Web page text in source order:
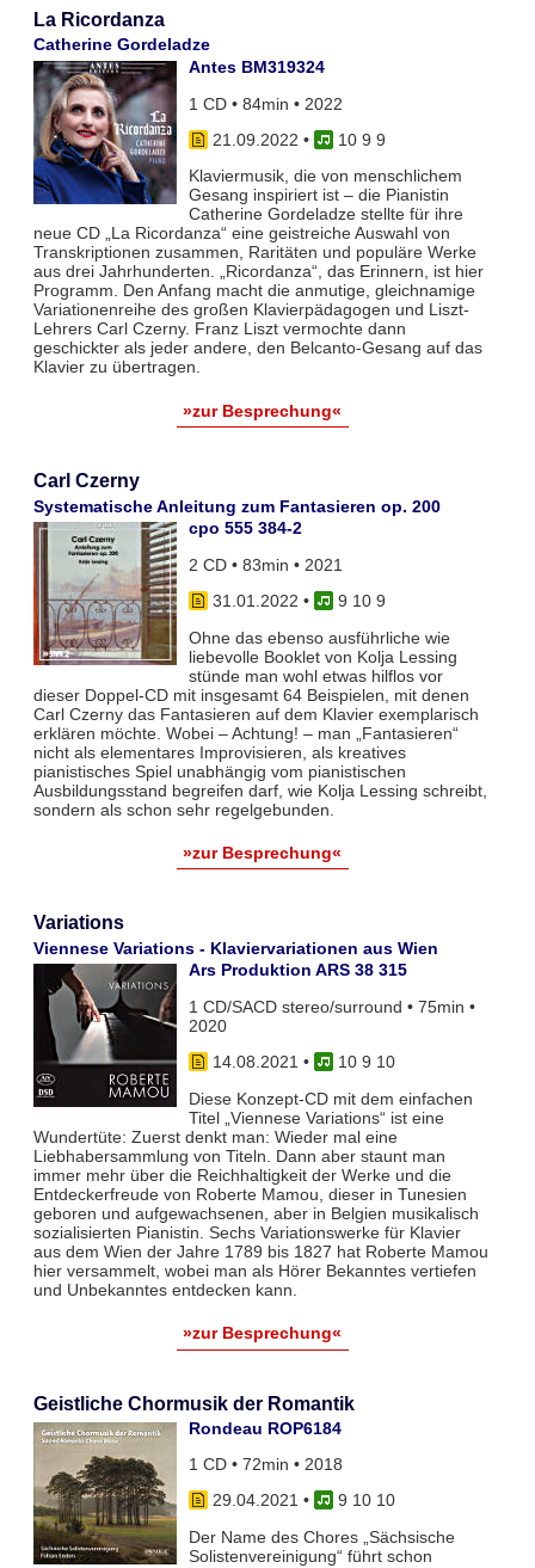
La Ricordanza
Catherine Gordeladze
Antes BM319324
1 CD • 84min • 2022
21.09.2022 •
10 9 9
Klaviermusik, die von menschlichem
Gesang inspiriert ist – die Pianistin
Catherine Gordeladze stellte für ihre
neue CD „La Ricordanza“ eine geistreiche Auswahl von
Transkriptionen zusammen, Raritäten und populäre Werke
aus drei Jahrhunderten. „Ricordanza“, das Erinnern, ist hier
Programm. Den Anfang macht die anmutige, gleichnamige
Variationenreihe des großen Klavierpädagogen und Liszt-
Lehrers Carl Czerny. Franz Liszt vermochte dann
geschickter als jeder andere, den Belcanto-Gesang auf das
Klavier zu übertragen.
»zur Besprechung«
Carl Czerny
Systematische Anleitung zum Fantasieren op. 200
cpo 555 384-2
2 CD • 83min • 2021
31.01.2022 •
9 10 9
Ohne das ebenso ausführliche wie
liebevolle Booklet von Kolja Lessing
stünde man wohl etwas hilflos vor
dieser Doppel-CD mit insgesamt 64 Beispielen, mit denen
Carl Czerny das Fantasieren auf dem Klavier exemplarisch
erklären möchte. Wobei – Achtung! – man „Fantasieren“
nicht als elementares Improvisieren, als kreatives
pianistisches Spiel unabhängig vom pianistischen
Ausbildungsstand begreifen darf, wie Kolja Lessing schreibt,
sondern als schon sehr regelgebunden.
»zur Besprechung«
Variations
Viennese Variations - Klaviervariationen aus Wien
Ars Produktion ARS 38 315
1 CD/SACD stereo/surround • 75min •
2020
14.08.2021 •
10 9 10
Diese Konzept-CD mit dem einfachen
Titel „Viennese Variations“ ist eine
Wundertüte: Zuerst denkt man: Wieder mal eine
Liebhabersammlung von Titeln. Dann aber staunt man
immer mehr über die Reichhaltigkeit der Werke und die
Entdeckerfreude von Roberte Mamou, dieser in Tunesien
geboren und aufgewachsenen, aber in Belgien musikalisch
sozialisierten Pianistin. Sechs Variationswerke für Klavier
aus dem Wien der Jahre 1789 bis 1827 hat Roberte Mamou
hier versammelt, wobei man als Hörer Bekanntes vertiefen
und Unbekanntes entdecken kann.
»zur Besprechung«
Geistliche Chormusik der Romantik
Rondeau ROP6184
1 CD • 72min • 2018
29.04.2021 •
9 10 10
Der Name des Chores „Sächsische
Solistenvereinigung“ führt schon